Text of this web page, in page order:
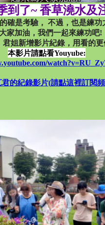
到了~ 香草澆水及
確是考驗， 不過，也是練功
家加油，我們一起來練功吧!
君姐新增影片紀錄，用看的
本影片請點看Youyube:
君的紀錄影片(請點這裡訂閱